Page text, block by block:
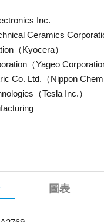
Inc.
Ceramics
（Kyocera）
（Yageo
Co. Ltd.（Nippon
（Tesla Inc.）
圖表